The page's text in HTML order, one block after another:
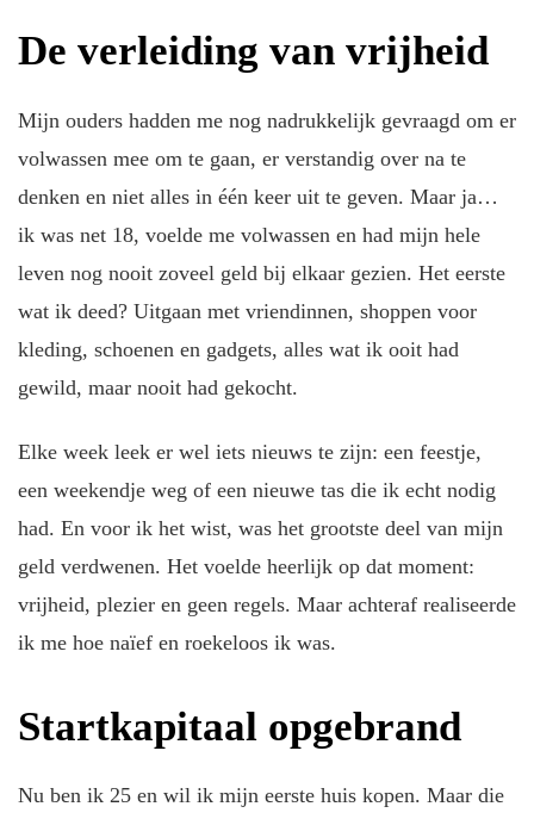
De verleiding van vrijheid
Mijn ouders hadden me nog nadrukkelijk gevraagd om er
volwassen mee om te gaan, er verstandig over na te
denken en niet alles in één keer uit te geven. Maar ja…
ik was net 18, voelde me volwassen en had mijn hele
leven nog nooit zoveel geld bij elkaar gezien. Het eerste
wat ik deed? Uitgaan met vriendinnen, shoppen voor
kleding, schoenen en gadgets, alles wat ik ooit had
gewild, maar nooit had gekocht.
Elke week leek er wel iets nieuws te zijn: een feestje,
een weekendje weg of een nieuwe tas die ik echt nodig
had. En voor ik het wist, was het grootste deel van mijn
geld verdwenen. Het voelde heerlijk op dat moment:
vrijheid, plezier en geen regels. Maar achteraf realiseerde
ik me hoe naïef en roekeloos ik was.
Startkapitaal opgebrand
Nu ben ik 25 en wil ik mijn eerste huis kopen. Maar die